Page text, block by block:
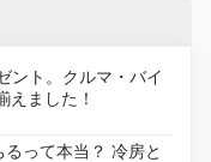
ント。クルマ・バイ
えました！
るって本当？ 冷房と